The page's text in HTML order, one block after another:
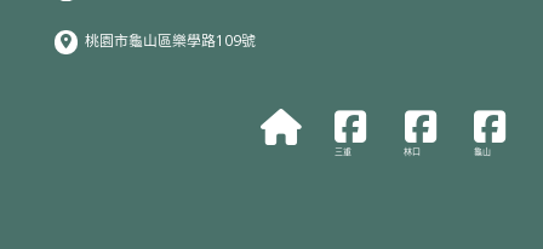
桃園市龜山區樂學路109號